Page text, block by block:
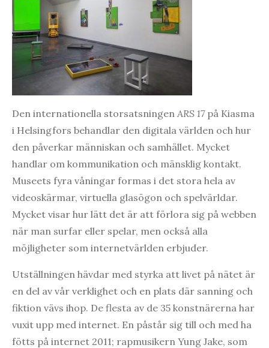
Den internationella storsatsningen ARS 17på Kiasma
i Helsingfors behandlar den digitala världen och hur
den påverkar människan och samhället. Mycket
handlar om kommunikation och mänsklig kontakt.
Museets fyra våningar formas i det stora hela av
videoskärmar, virtuella glasögon och spelvärldar.
Mycket visar hur lätt det är att förlora sig på webben
när man surfar eller spelar, men också alla
möjligheter som internetvärlden erbjuder.
Utställningen hävdar med styrka att livet på nätet är
en del av vår verklighet och en plats där sanning och
fiktion vävs ihop. De flesta av de 35 konstnärerna har
vuxit upp med internet. En påstår sig till och med ha
fötts på internet 2011; rapmusikern Yung Jake, som